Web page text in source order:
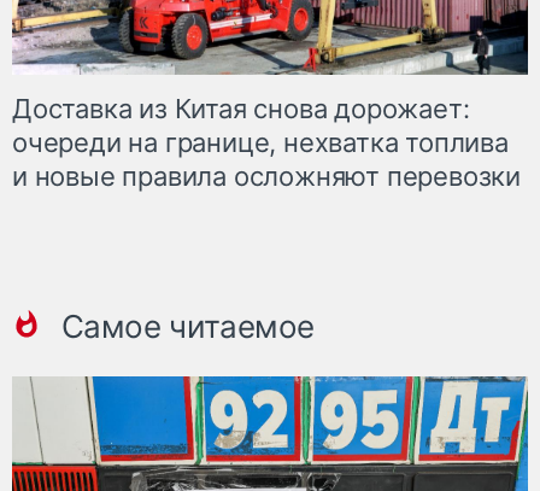
Доставка из Китая снова дорожает:
очереди на границе, нехватка топлива
и новые правила осложняют перевозки
Самое читаемое